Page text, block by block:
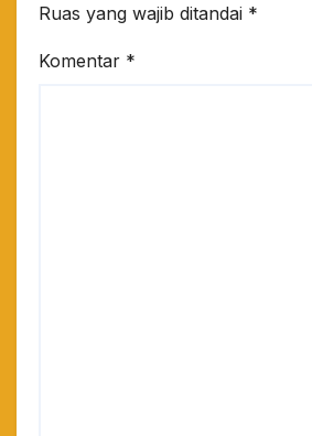
Ruas yang wajib ditandai *
Komentar *